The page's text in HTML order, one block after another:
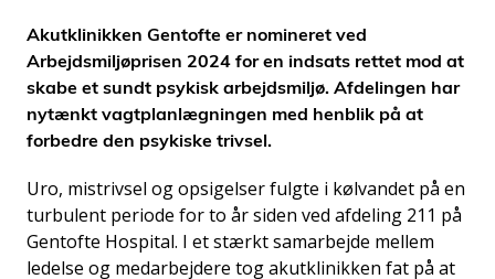
Akutklinikken Gentofte er nomineret ved
Arbejdsmiljøprisen 2024 for en indsats rettet mod at
skabe et sundt psykisk arbejdsmiljø. Afdelingen har
nytænkt vagtplanlægningen med henblik på at
forbedre den psykiske trivsel.
Uro, mistrivsel og opsigelser fulgte i kølvandet på en
turbulent periode for to år siden ved afdeling 211 på
Gentofte Hospital. I et stærkt samarbejde mellem
ledelse og medarbejdere tog akutklinikken fat på at